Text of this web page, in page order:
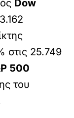
Dow
στις 25.749
500
του